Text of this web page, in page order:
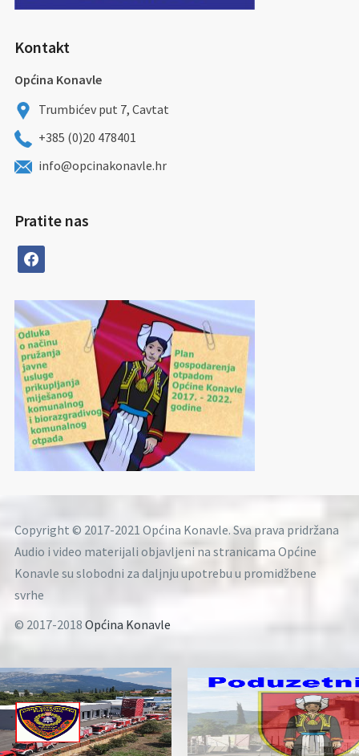
Kontakt
Općina Konavle
Trumbićev put 7, Cavtat
+385 (0)20 478401
info@opcinakonavle.hr
Pratite nas
facebook
Copyright © 2017-2021 Općina Konavle. Sva prava pridržana
Audio i video materijali objavljeni na stranicama Općine
Konavle su slobodni za daljnju upotrebu u promidžbene
svrhe
© 2017-2018 Općina Konavle